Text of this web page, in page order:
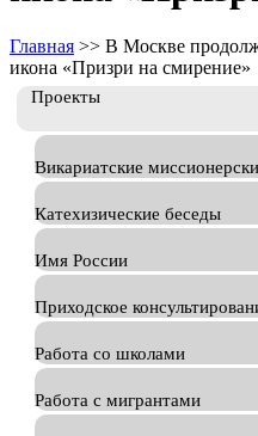
Главная >> В Москве
икона «Призри на смирение»
Проекты
Викариатские
Катехизические беседы
Имя России
Приходское
Работа со школами
Работа с мигрантами